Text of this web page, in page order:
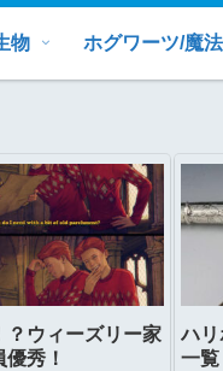
物 ホグワーツ/魔
？ウィーズリー家
秀！
ハ
一覧